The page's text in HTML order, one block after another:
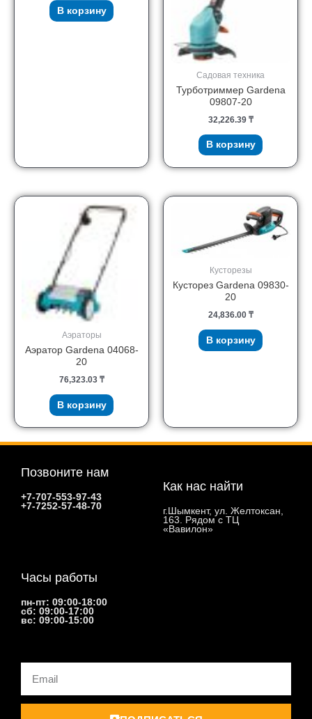
В корзину
Садовая техника
Турботриммер Gardena
09807-20
32,226.39 ₸
В корзину
Аэраторы
Аэратор Gardena 04068-
20
76,323.03 ₸
В корзину
Кусторезы
Кусторез Gardena 09830-
20
24,836.00 ₸
В корзину
Позвоните нам
+7-707-553-97-43
+7-7252-57-48-70
Как нас найти
г.Шымкент, ул. Желтоксан,
163. Рядом с ТЦ
«Вавилон»
Часы работы
пн-пт: 09:00-18:00
сб: 09:00-17:00
вс: 09:00-15:00
Email